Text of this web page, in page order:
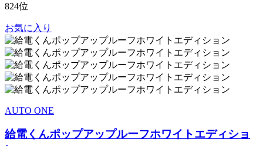
824位
お気に入り
AUTO ONE
給電くんポップアップルーフホワイトエディショ